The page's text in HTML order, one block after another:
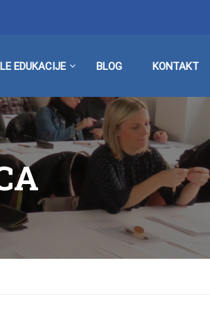
EDUKACIJE BLOG KONTAKT